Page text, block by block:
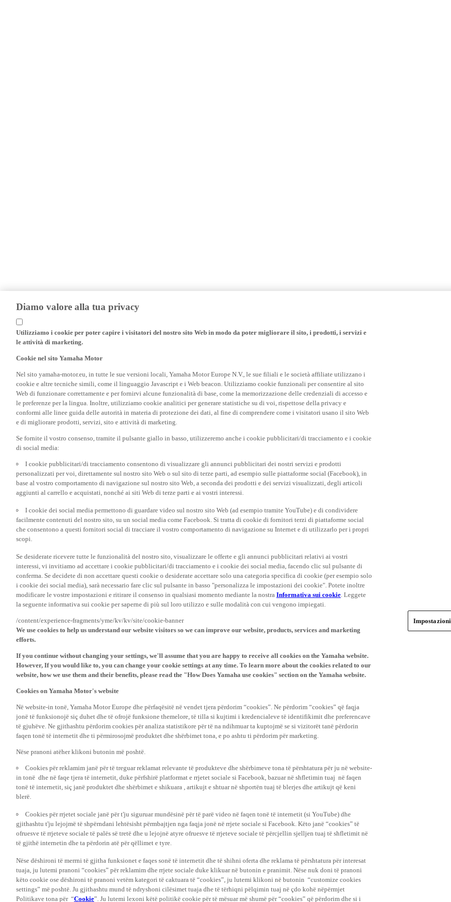
Utilizziamo i cookie per poter capire i visitatori del nostro sito Web in modo da poter migliorare il sito, i prodotti, i servizi e
le attività di marketing.
Cookie nel sito Yamaha Motor
Nel sito yamaha-motor.eu, in tutte le sue versioni locali, Yamaha Motor Europe N.V., le sue filiali e le società affiliate utilizzano i
cookie e altre tecniche simili, come il linguaggio Javascript e i Web beacon. Utilizziamo cookie funzionali per consentire al sito
Web di funzionare correttamente e per fornirvi alcune funzionalità di base, come la memorizzazione delle credenziali di accesso e
le preferenze per la lingua. Inoltre, utilizziamo cookie analitici per generare statistiche su di voi, rispettose della privacy e
conformi alle linee guida delle autorità in materia di protezione dei dati, al fine di comprendere come i visitatori usano il sito Web
e di migliorare prodotti, servizi, sito e attività di marketing.
Se fornite il vostro consenso, tramite il pulsante giallo in basso, utilizzeremo anche i cookie pubblicitari/di tracciamento e i cookie
di social media:
I cookie pubblicitari/di tracciamento consentono di visualizzare gli annunci pubblicitari dei nostri servizi e prodotti
personalizzati per voi, direttamente sul nostro sito Web o sul sito di terze parti, ad esempio sulle piattaforme social (Facebook), in
base al vostro comportamento di navigazione sul nostro sito Web, a seconda dei prodotti e dei servizi visualizzati, degli articoli
aggiunti al carrello e acquistati, nonché ai siti Web di terze parti e ai vostri interessi.
I cookie dei social media permettono di guardare video sul nostro sito Web (ad esempio tramite YouTube) e di condividere
facilmente contenuti del nostro sito, su un social media come Facebook. Si tratta di cookie di fornitori terzi di piattaforme social
che consentono a questi fornitori social di tracciare il vostro comportamento di navigazione su Internet e di utilizzarlo per i propri
scopi.
Se desiderate ricevere tutte le funzionalità del nostro sito, visualizzare le offerte e gli annunci pubblicitari relativi ai vostri
interessi, vi invitiamo ad accettare i cookie pubblicitari/di tracciamento e i cookie dei social media, facendo clic sul pulsante di
conferma. Se decidete di non accettare questi cookie o desiderate accettare solo una categoria specifica di cookie (per esempio solo
i cookie dei social media), sarà necessario fare clic sul pulsante in basso "personalizza le impostazioni dei cookie". Potete inoltre
modificare le vostre impostazioni e ritirare il consenso in qualsiasi momento mediante la nostraInformativa sui cookie. Leggete
la seguente informativa sui cookie per saperne di più sul loro utilizzo e sulle modalità con cui vengono impiegati.
/content/experience-fragments/yme/kv/kv/site/cookie-banner
We use cookies to help us understand our website visitors so we can improve our website, products, services and marketing
efforts.
If you continue without changing your settings, we'll assume that you are happy to receive all cookies on the Yamaha website.
However, If you would like to, you can change your cookie settings at any time. To learn more about the cookies related to our
website, how we use them and their benefits, please read the "How Does Yamaha use cookies" section on the Yamaha website.
Cookies on Yamaha Motor's website
Në website-in tonë, Yamaha Motor Europe dhe përfaqësitë në vendet tjera përdorim “cookies”. Ne përdorim “cookies” që faqja
jonë të funksionojë siç duhet dhe të ofrojë funksione themelore, të tilla si kujtimi i kredencialeve të identifikimit dhe preferencave
të gjuhëve. Ne gjithashtu përdorim cookies për analiza statistikore për të na ndihmuar ta kuptojmë se si vizitorët tanë përdorin
faqen tonë të internetit dhe ti përmirosojmë produktet dhe shërbimet tona, e po ashtu ti përdorim për marketing.
Nëse pranoni atëher klikoni butonin më poshtë.
Cookies për reklamim janë për të treguar reklamat relevante të produkteve dhe shërbimeve tona të përshtatura për ju në website-
in tonë dhe në faqe tjera të internetit, duke përfshirë platformat e rrjetet sociale si Facebook, bazuar në shfletimin tuaj në faqen
tonë të internetit, siç janë produktet dhe shërbimet e shikuara , artikujt e shtuar në shportën tuaj të blerjes dhe artikujt që keni
blerë.
gjithashtu t'ju lejojmë të shpërndani lehtësisht përmbajtjen nga faqja jonë në rrjete sociale si Facebook. Këto janë “cookies” të
ofruesve të rrjeteve sociale të palës së tretë dhe u lejojnë atyre ofruesve të rrjeteve sociale të përcjellin sjelljen tuaj të shfletimit në
të gjithë internetin dhe ta përdorin atë për qëllimet e tyre.
Nëse dëshironi të merrni të gjitha funksionet e faqes sonë të internetit dhe të shihni oferta dhe reklama të përshtatura për interesat
tuaja, ju lutemi pranoni “cookies” për reklamim dhe rrjete sociale duke klikuar në butonin e pranimit. Nëse nuk doni të pranoni
këto cookie ose dëshironi të pranoni vetëm kategori të caktuara të “cookies”, ju lutemi klikoni në butonin “customize cookies
settings” më poshtë. Ju gjithashtu mund të ndryshoni cilësimet tuaja dhe të tërhiqni pëlqimin tuaj në çdo kohë nëpërmjet
Politikave tona për “Cookie”. Ju lutemi lexoni këtë politikë cookie për të mësuar më shumë për “cookies” që përdorim dhe si i
përdorim ato.